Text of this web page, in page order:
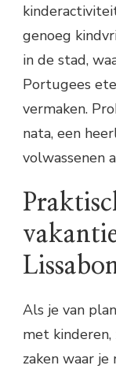
genoeg
in de stad,
Portugees
vermaken.
nata, een
volwassenen
Als je van
met kinderen,
zaken waar